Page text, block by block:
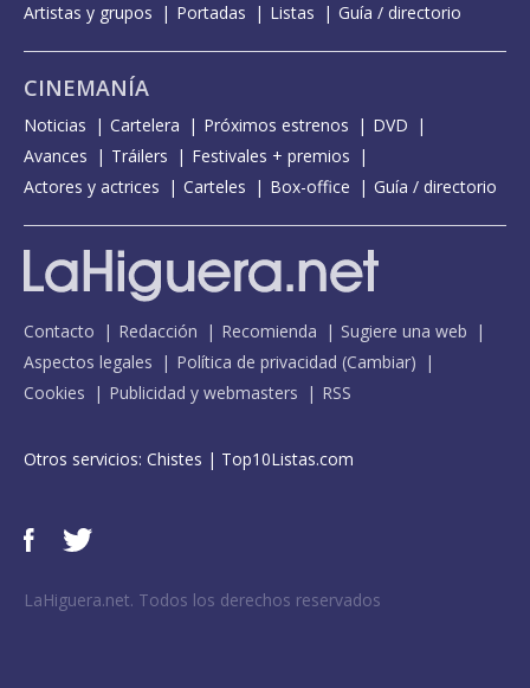
Artistas y grupos
Portadas Listas Guía / directorio
CINEMANÍA
Noticias Cartelera Próximos estrenos
DVD
Avances
Tráilers
Festivales + premios
Actores y actrices
Carteles Box-office Guía / directorio
Contacto Redacción Recomienda
Sugiere una web
Aspectos legales
Política de privacidad (Cambiar)
Cookies
Publicidad y webmasters RSS
Otros servicios: Chistes | Top10Listas.com
LaHiguera.net. Todos los derechos reservados